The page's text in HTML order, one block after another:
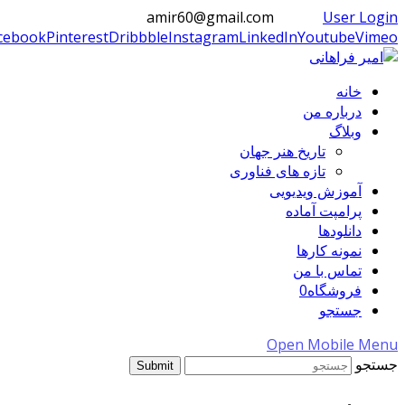
amir60@gmail.com
User Login
PinterestDribbbleInstagramLinkedInYoutubeVimeo
خانه
درباره من
وبلاگ
تاریخ هنر جهان
تازه های فناوری
آموزش ویدیویی
پرامپت آماده
دانلودها
نمونه کارها
تماس با من
فروشگاه0
جستجو
Open Mobile Menu
جستجو
Submit